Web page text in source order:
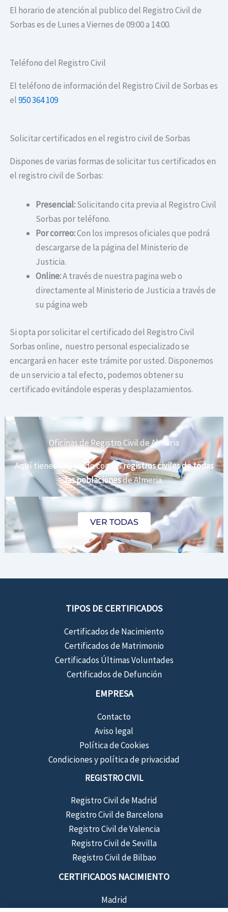
El horario de atención al publico del Registro Civil de
Sorbas es de Lunes a Viernes de 09:00 a 14:00.
Teléfono del Registro Civil
El teléfono de información del Registro Civil de Sorbas es
el950 364 109
Solicitar certificados en el registro civil de Sorbas
Dispones de varias formas de solicitar tus certificados en
el registro civil de Sorbas:
Presencial:Solicitando cita previa al Registro Civil
Sorbas por teléfono.
Por correo:Con los impresos oficiales que podrá
descargarse de la página del Ministerio de
Justicia.
Online:A través de nuestra pagina web o
directamente al Ministerio de Justicia a través de
su página web
Si opta por solicitar el certificado del Registro Civil
Sorbas online, nuestro personal especializado se
encargará en hacer este trámite por usted. Disponemos
de un servicio a tal efecto, podemos obtener su
certificado evitándole esperas y desplazamientos.
Oficinas de Registro Civil de Almeria
Aquí tienes un listado con losregistros civiles de todas
las poblacionesde Almeria.
VER TODAS
TIPOS DE CERTIFICADOS
Certificados de Nacimiento
Certificados de Matrimonio
Certificados Últimas Voluntades
Certificados de Defunción
EMPRESA
Contacto
Aviso legal
Política de Cookies
Condiciones y política de privacidad
REGISTRO CIVIL
Registro Civil de Madrid
Registro Civil de Barcelona
Registro Civil de Valencia
Registro Civil de Sevilla
Registro Civil de Bilbao
CERTIFICADOS NACIMIENTO
Madrid